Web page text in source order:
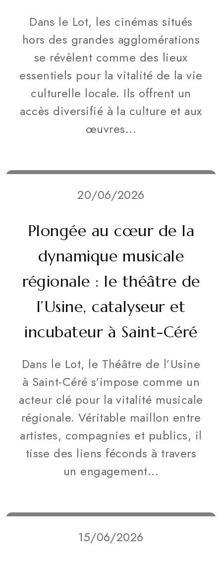
Dans le Lot, les cinémas situés
hors des grandes agglomérations
se révèlent comme des lieux
essentiels pour la vitalité de la vie
culturelle locale. Ils offrent un
accès diversifié à la culture et aux
œuvres...
20/06/2026
Plongée au cœur de la
dynamique musicale
régionale : le théâtre de
l’Usine, catalyseur et
incubateur à Saint-Céré
Dans le Lot, le Théâtre de l’Usine
à Saint-Céré s’impose comme un
acteur clé pour la vitalité musicale
régionale. Véritable maillon entre
artistes, compagnies et publics, il
tisse des liens féconds à travers
un engagement...
15/06/2026